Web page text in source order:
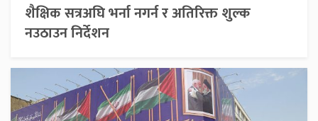
शैक्षिक सत्रअघि भर्ना नगर्न र अतिरिक्त शुल्क
नउठाउन निर्देशन